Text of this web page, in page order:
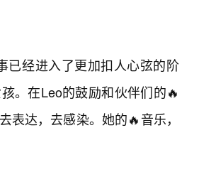
已经进入了更加扣人心弦的阶
。在Leo的鼓励和伙伴们的🔥
达，去感染。她的🔥音乐，